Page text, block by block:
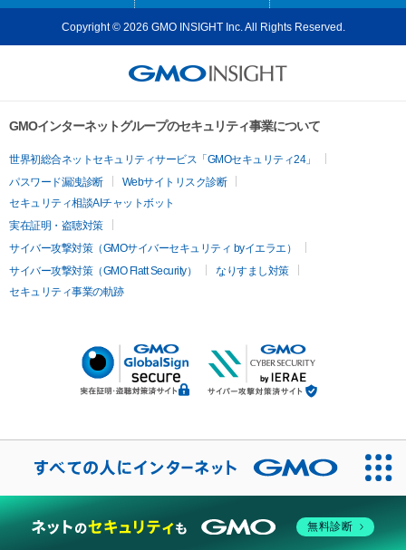
Copyright © 2026 GMO INSIGHT Inc. All Rights Reserved.
GMOインターネットグループのセキュリティ事業について
世界初総合ネットセキュリティサービス「GMOセキュリティ24」
パスワード漏洩診断
Webサイトリスク診断
セキュリティ相談AIチャットボット
実在証明・盗聴対策
サイバー攻撃対策（GMOサイバーセキュリティ byイエラエ）
サイバー攻撃対策（GMO Flatt Security）
なりすまし対策
セキュリティ事業の軌跡
無料診断